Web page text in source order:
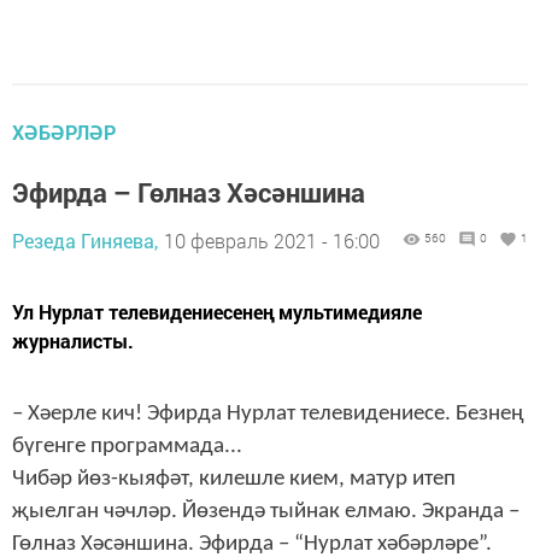
ХӘБӘРЛӘР
Эфирда – Гөлназ Хәсәншина
Резеда Гиняева, 10 февраль 2021 - 16:00 560 0 1
​​​​​​​Ул Нурлат телевидениесенең мультимедияле
журналисты.
– Хәерле кич! Эфирда Нурлат телевидениесе. Безнең
бүгенге программада...
Чибәр йөз-кыяфәт, килешле кием, матур итеп
җыелган чәчләр. Йөзендә тыйнак елмаю. Экранда –
Гөлназ Хәсәншина. Эфирда – “Нурлат хәбәрләре”.